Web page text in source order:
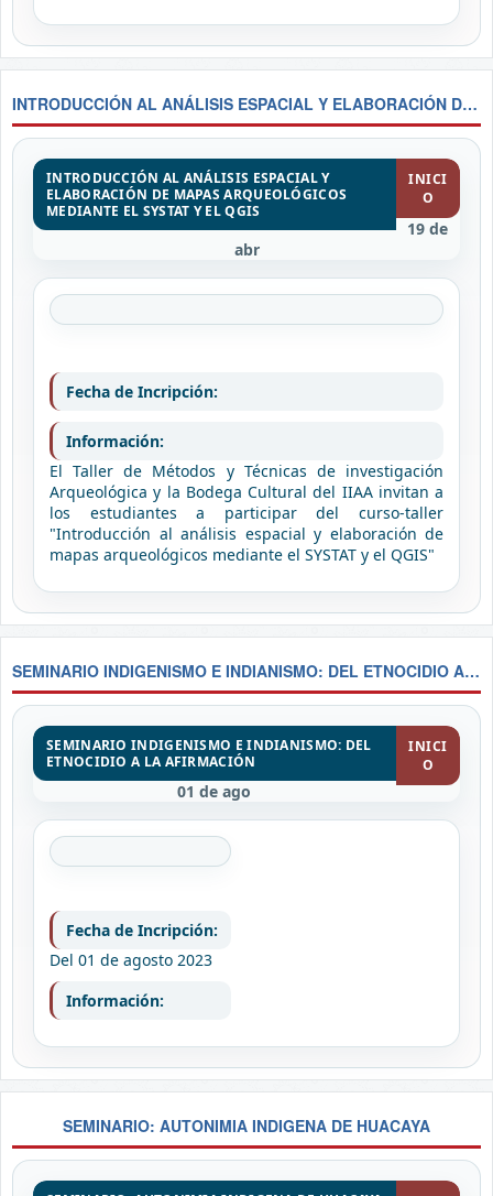
INTRODUCCIÓN AL ANÁLISIS ESPACIAL Y ELABORACIÓN DE MAPAS ARQUEOLÓGICOS MEDIANTE EL SYSTAT Y EL QGIS
INTRODUCCIÓN AL ANÁLISIS ESPACIAL Y
ELABORACIÓN DE MAPAS ARQUEOLÓGICOS
MEDIANTE EL SYSTAT Y EL QGIS
INICI
O
19 de
abr
Fecha de Incripción:
Información:
El Taller de Métodos y Técnicas de investigación
Arqueológica y la Bodega Cultural del IIAA invitan a
los estudiantes a participar del curso-taller
"Introducción al análisis espacial y elaboración de
mapas arqueológicos mediante el SYSTAT y el QGIS"
SEMINARIO INDIGENISMO E INDIANISMO: DEL ETNOCIDIO A LA AFIRMACIÓN
SEMINARIO INDIGENISMO E INDIANISMO: DEL
ETNOCIDIO A LA AFIRMACIÓN
INICI
O
01 de ago
Fecha de Incripción:
Del 01 de agosto 2023
Información:
SEMINARIO: AUTONIMIA INDIGENA DE HUACAYA